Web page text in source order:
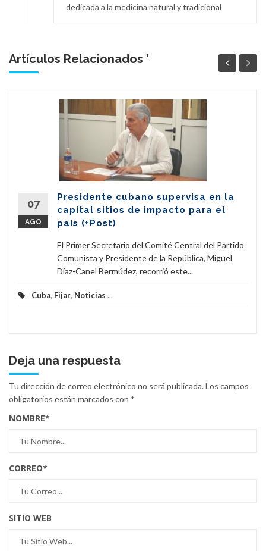
dedicada a la medicina natural y tradicional
Artículos Relacionados '
07
AGO
Presidente cubano supervisa en la
capital sitios de impacto para el
país (+Post)
El Primer Secretario del Comité Central del Partido
Comunista y Presidente de la República, Miguel
Díaz-Canel Bermúdez, recorrió este...
Cuba, Fijar, Noticias ...
Deja una respuesta
Tu dirección de correo electrónico no será publicada.Los campos
obligatorios están marcados con *
NOMBRE*
CORREO*
SITIO WEB